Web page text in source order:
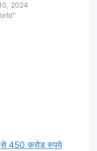
2024
से 450 करोड़ रुपये